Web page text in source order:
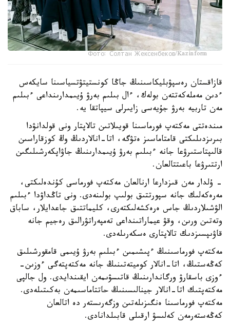
Фото: Солтан Жексенбеков/Kazinform
قازاقستان رەسپۋبليكاسىنىڭ جاڭا كونستيتۋتسياسىنا سايكەس
ءدىن مەملەكەتتەن بولەك، ءال بىلىم بەرۋ ۇيىمدارىنداعى ءبىلىم
مەن تاربيە بەرۋ جۇيەسى زايىرلى سيپاتقا يە.
مىندەتتى مەكتەپ فورماسىنا قويىلاتىن تالاپتار ونى قولدانۋدا
بىرىزدىلىكتى قامتاماسىز ەتۋگە، اتا-انالاردىڭ وڭ كوزقاراسىن
قالىپتاستىرۋعا جانە ءبىلىم بەرۋ ۇيىمدارىنىڭ جاۋاپكەرشىلىگىن
ارتتىرۋعا باعىتتالعان.
- ۇلدار مەن قىزدارعا ارنالعان مەكتەپ فورماسى كۇندەلىكتى،
مەرەكەلىك جانە سپورتتىق بولىپ بولىنەدى. ونى تاڭداۋدا ءبىلىم
الۋشىلاردىڭ جاس ەرەكشەلىكتەرى، كليماتتىق جاعدايلار، ساباق
وتەتىن ورىن، وقۋ عيماراتىنداعى تەمپەراتۋرالىق رەجيم جانە
قاۋىپسىزدىك تالاپتارى ەسكەرىلەدى.
مەكتەپ فورماسىنىڭ ءپىشىمىن ءبىلىم بەرۋ ۇيىمى قامقورشىلىق
كەڭەستىڭ، اتا-انالار كوميتەتىنىڭ جانە مەكتەپتەگى ءوزىن-
ءوزى باسقارۋ ورگاندارىنىڭ قاتىسۋىمەن ايقىندايدى. ول جالپى
مەكتەپتىك اتا-انالار جينالىسىنىڭ حاتتاماسىمەن بەكىتىلەدى.
مەكتەپ فورماسىنا ەنگىزىلەتىن وزگەرىستەر دە اتالعان
كەڭەستەرمەن كەلىسۋ ارقىلى قابىلدانادى.